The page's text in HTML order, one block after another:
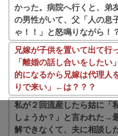
かった。病院へ行くと、弟
の男性がいて、父「人の息
ゃ！！」と怒鳴りながら！
兄嫁が子供を置いて出て行
「離婚の話し合いをした
的になるから兄嫁は代理人
りで来い」←は？？？
私が２回流産したら姑に「
しょうか？」と言われた→
解できなくて、夫に相談し